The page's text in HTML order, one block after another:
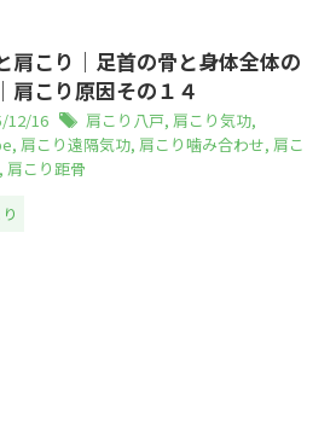
肩こり｜足首の骨と身体全体の
肩こり原因その１４
12/16 肩こり八戸, 肩こり気功,
, 肩こり遠隔気功, 肩こり噛み合わせ, 肩こ
, 肩こり距骨